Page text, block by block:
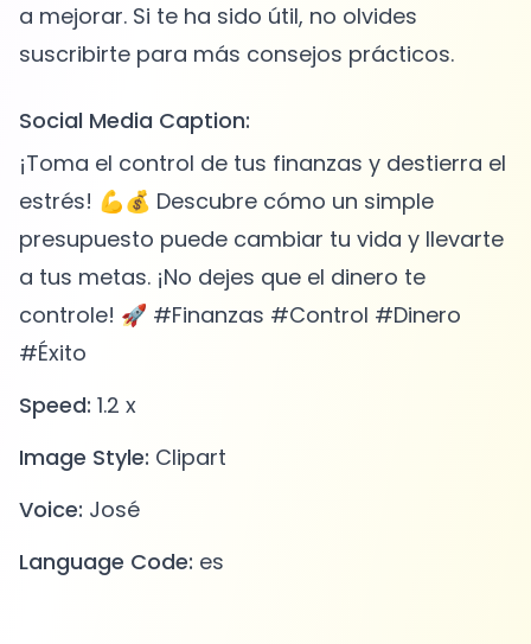
a mejorar. Si te ha sido útil, no olvides
Social Media Caption:
¡Toma el control de tus finanzas y destierra el
estrés! 💪💰 Descubre cómo un simple
presupuesto puede cambiar tu vida y llevarte
a tus metas. ¡No dejes que el dinero te
controle! 🚀 #Finanzas #Control #Dinero
#Éxito
Speed: 1.2 x
Image Style: Clipart
Voice: José
Language Code: es